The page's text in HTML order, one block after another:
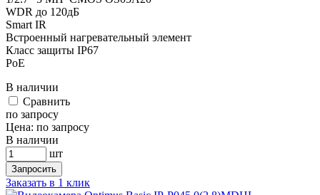
WDR до 120дБ
Smart IR
Встроенный нагревательный элемент
​​​​​​Класс защиты IР67
PoE
В наличии
Cравнить
по запросу
Цена: по запросу
В наличии
шт
Запросить
Заказать в 1 клик